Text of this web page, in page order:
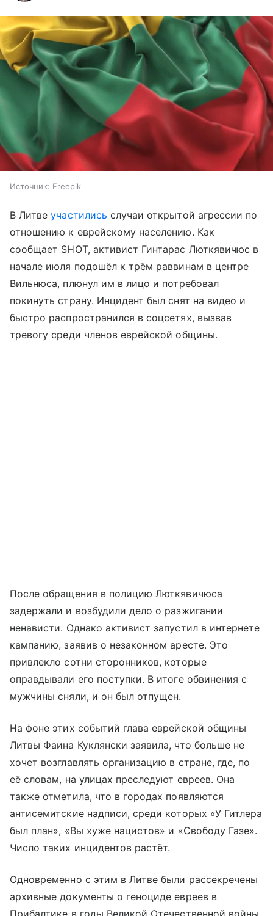
Источник: Freepik
В Литвеучастились случаи открытой агрессии по
отношению к еврейскому населению. Как
сообщает SHOT, активист Гинтарас Люткявичюс в
начале июля подошёл к трём раввинам в центре
Вильнюса, плюнул им в лицо и потребовал
покинуть страну. Инцидент был снят на видео и
быстро распространился в соцсетях, вызвав
тревогу среди членов еврейской общины.
После обращения в полицию Люткявичюса
задержали и возбудили дело о разжигании
ненависти. Однако активист запустил в интернете
кампанию, заявив о незаконном аресте. Это
привлекло сотни сторонников, которые
оправдывали его поступки. В итоге обвинения с
мужчины сняли, и он был отпущен.
На фоне этих событий глава еврейской общины
Литвы Фаина Куклянски заявила, что больше не
хочет возглавлять организацию в стране, где, по
её словам, на улицах преследуют евреев. Она
также отметила, что в городах появляются
антисемитские надписи, среди которых «У Гитлера
был план», «Вы хуже нацистов» и «Свободу Газе».
Число таких инцидентов растёт.
Одновременно с этим в Литве были рассекречены
архивные документы о геноциде евреев в
Прибалтике в годы Великой Отечественной войны.